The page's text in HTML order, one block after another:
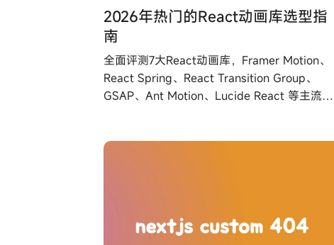
2026年热门的React动画库选型指
南
全面评测7大React动画库，Framer Motion、
React Spring、React Transition Group、
GSAP、Ant Motion、Lucide React 等主流工